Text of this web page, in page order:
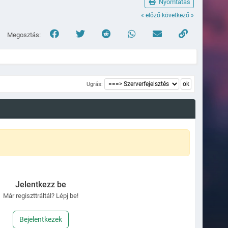
"Kiválaszt", "Kilépés");
Neons[listitem][nPosRotX],
Nyomtatás
« előző következő »
Megosztás:
Ugrás:
Jelentkezz be
Már regiszttráltál? Lépj be!
Bejelentkezek